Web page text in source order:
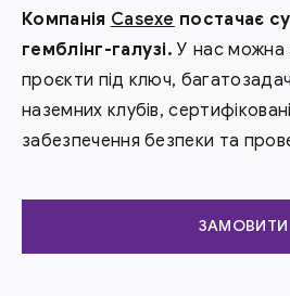
Компанія Casexe постачає
гемблінг-галузі.У нас можна
проєкти під ключ,
наземних клубів, сертифіковані
забезпечення безпеки та
ЗАМОВИТИ